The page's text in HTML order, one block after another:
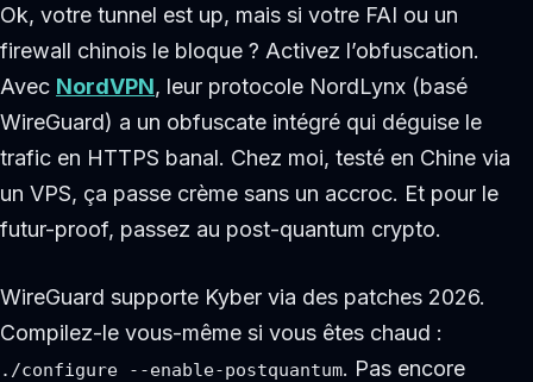
Ok, votre tunnel est up, mais si votre FAI ou un
firewall chinois le bloque ? Activez l’obfuscation.
Avec NordVPN, leur protocole NordLynx (basé
WireGuard) a un obfuscate intégré qui déguise le
trafic en HTTPS banal. Chez moi, testé en Chine via
un VPS, ça passe crème sans un accroc. Et pour le
futur-proof, passez au post-quantum crypto.
WireGuard supporte Kyber via des patches 2026.
Compilez-le vous-même si vous êtes chaud :
./configure --enable-postquantum. Pas encore